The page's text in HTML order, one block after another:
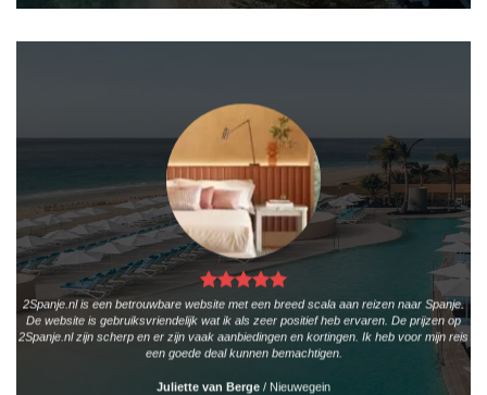
2Spanje.nl is een betrouwbare website met een breed scala aan reizen naar Spanje.
De website is gebruiksvriendelijk wat ik als zeer positief heb ervaren. De prijzen op
2Spanje.nl zijn scherp en er zijn vaak aanbiedingen en kortingen. Ik heb voor mijn reis
een goede deal kunnen bemachtigen.
Juliette van Berge / Nieuwegein